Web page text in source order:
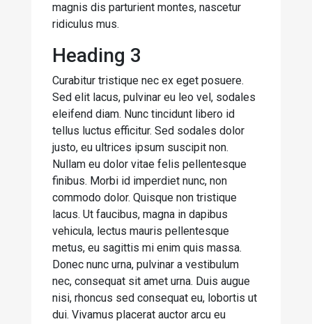
magnis dis parturient montes, nascetur
ridiculus mus.
Heading 3
Curabitur tristique nec ex eget posuere.
Sed elit lacus, pulvinar eu leo vel, sodales
eleifend diam. Nunc tincidunt libero id
tellus luctus efficitur. Sed sodales dolor
justo, eu ultrices ipsum suscipit non.
Nullam eu dolor vitae felis pellentesque
finibus. Morbi id imperdiet nunc, non
commodo dolor. Quisque non tristique
lacus. Ut faucibus, magna in dapibus
vehicula, lectus mauris pellentesque
metus, eu sagittis mi enim quis massa.
Donec nunc urna, pulvinar a vestibulum
nec, consequat sit amet urna. Duis augue
nisi, rhoncus sed consequat eu, lobortis ut
dui. Vivamus placerat auctor arcu eu